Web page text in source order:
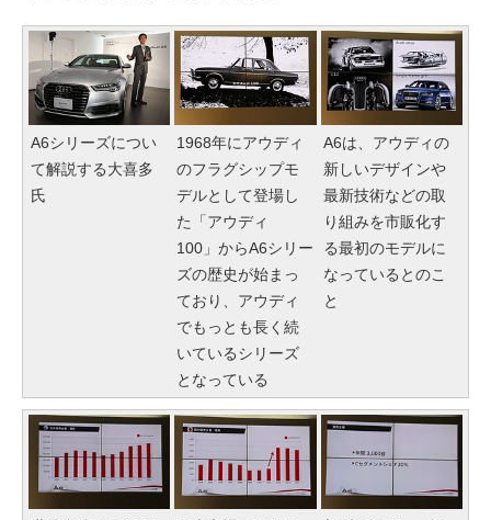
A6シリーズについ
て解説する大喜多
氏
1968年にアウディ
のフラグシップモ
デルとして登場し
た「アウディ
100」からA6シリー
ズの歴史が始まっ
ており、アウディ
でもっとも長く続
いているシリーズ
となっている
A6は、アウディの
新しいデザインや
最新技術などの取
り組みを市販化す
る最初のモデルに
なっているとのこ
と